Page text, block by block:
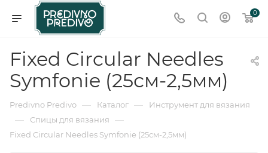
0
Fixed Circular Needles
Symfonie (25см-2,5мм)
Predivno Predivo — Каталог — Инструмент для вязания
— Спицы для вязания —
Fixed Circular Needles Symfonie (25см-2,5мм)